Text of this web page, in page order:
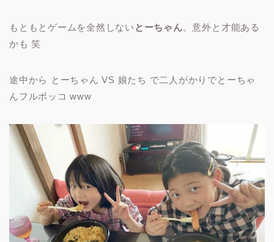
もともとゲームを全然しない とーちゃん。意外と才能ある
かも 笑
途中から とーちゃん VS 娘たち で二人がかりでとーちゃ
んフルボッコ www